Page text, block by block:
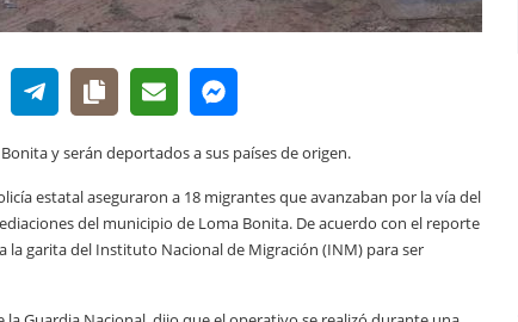
y serán deportados a sus países de origen.
estatal aseguraron a 18 migrantes que avanzaban por la vía del
del municipio de Loma Bonita. De acuerdo con el reporte
garita del Instituto Nacional de Migración (INM) para ser